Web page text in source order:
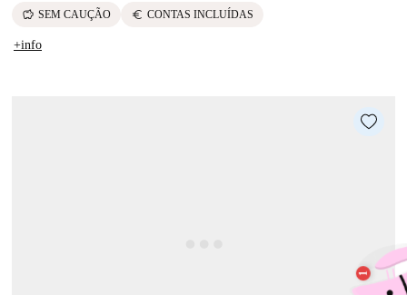
savings SEM CAUÇÃO euro CONTAS INCLUÍDAS
+info